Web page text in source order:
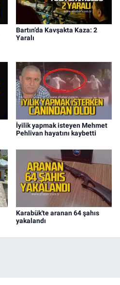
Bartın’da Kavşakta Kaza: 2
Yaralı
İyilik yapmak isteyen Mehmet
Pehlivan hayatını kaybetti
Karabük'te aranan 64 şahıs
yakalandı